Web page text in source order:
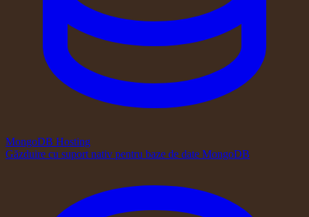
MongoDB Hosting
Găzduire cu suport nativ pentru baze de date MongoDB